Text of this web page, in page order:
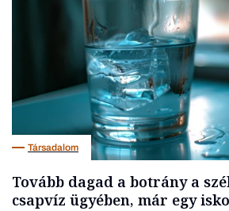
Vagy fedezze fel a
témákat
Üzlet Pénz Zöld
Társadalom
Tovább dagad a botrány a
csapvíz ügyében, már egy